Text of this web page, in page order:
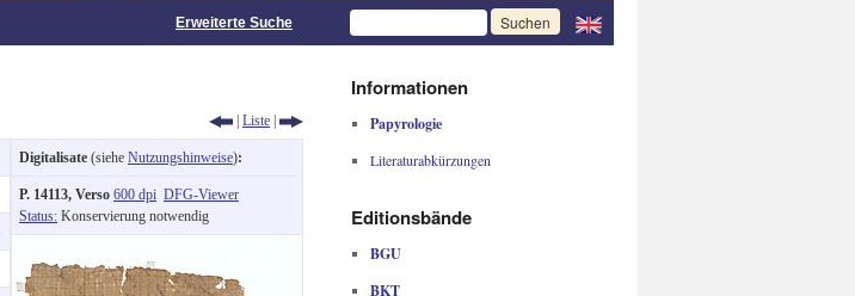
Erweiterte Suche
| Liste |
Digitalisate (siehe Nutzungshinweise):
P. 14113, Verso 600 dpi DFG-Viewer
Status: Konservierung notwendig
Informationen
Papyrologie
Literaturabkürzungen
Editionsbände
BGU
BKT